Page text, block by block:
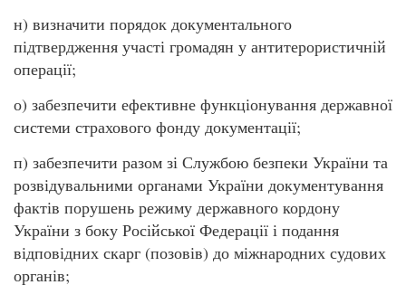
н) визначити порядок документального
підтвердження участі громадян у антитерористичній
операції;
о) забезпечити ефективне функціонування державної
системи страхового фонду документації;
п) забезпечити разом зі Службою безпеки України та
розвідувальними органами України документування
фактів порушень режиму державного кордону
України з боку Російської Федерації і подання
відповідних скарг (позовів) до міжнародних судових
органів;